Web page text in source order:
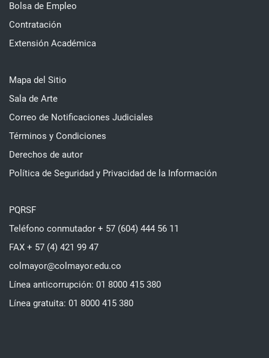
Bolsa de Empleo
Contratación
Extensión Académica
Mapa del Sitio
Sala de Arte
Correo de Notificaciones Judiciales
Términos y Condiciones
Derechos de autor
Política de Seguridad y Privacidad de la Información
PQRSF
Teléfono conmutador + 57 (604) 444 56 11
FAX + 57 (4) 421 99 47
colmayor@colmayor.edu.co
Línea anticorrupción: 01 8000 415 380
Línea gratuita: 01 8000 415 380